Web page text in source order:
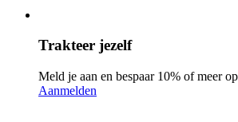
Trakteer jezelf
Meld je aan en bespaar 10% of meer
Aanmelden